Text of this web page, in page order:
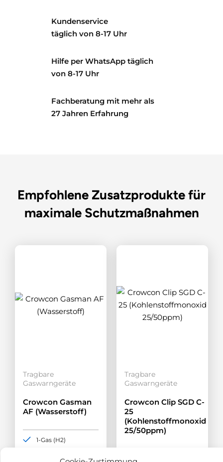
Kundenservice
täglich von 8-17 Uhr
Hilfe per WhatsApp täglich
von 8-17 Uhr
Fachberatung mit mehr als
27 Jahren Erfahrung
Empfohlene Zusatzprodukte für
maximale Schutzmaßnahmen
Tragbare
Gaswarngeräte
Crowcon Gasman
AF (Wasserstoff)
1-Gas (H2)
Tragbare
Gaswarngeräte
Crowcon Clip SGD C-
25
(Kohlenstoffmonoxid
25/50ppm)